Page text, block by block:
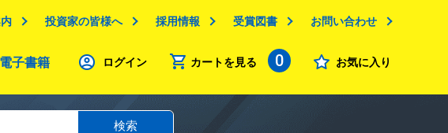
投資家の皆様へ 採用情報 受賞図書 お問い合わせ
電子書籍 ログイン カートを見る 0 お気に入り
検索